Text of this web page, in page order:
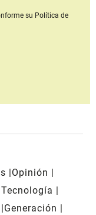
su Política de
Opinión
Tecnología
Generación